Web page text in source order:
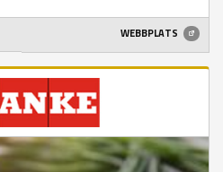
WEBBPLATS